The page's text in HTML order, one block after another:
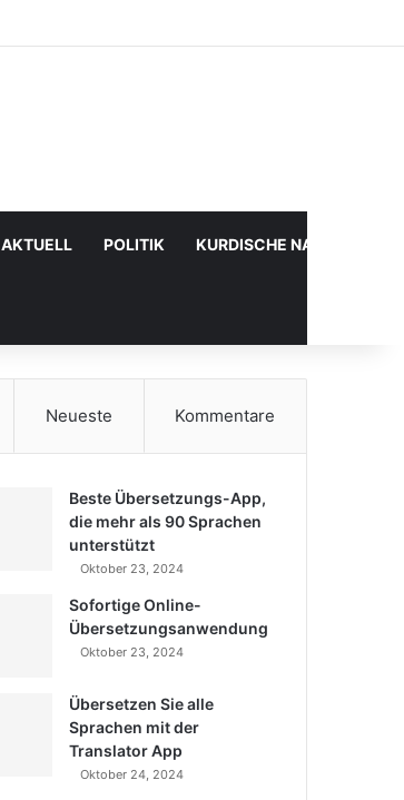
AKTUELL POLITIK KURDISCHE
Neueste Kommentare
Beste Übersetzungs-App,
die mehr als 90 Sprachen
unterstützt
Oktober 23, 2024
Sofortige Online-
Übersetzungsanwendung
Oktober 23, 2024
Übersetzen Sie alle
Sprachen mit der
Translator App
Oktober 24, 2024